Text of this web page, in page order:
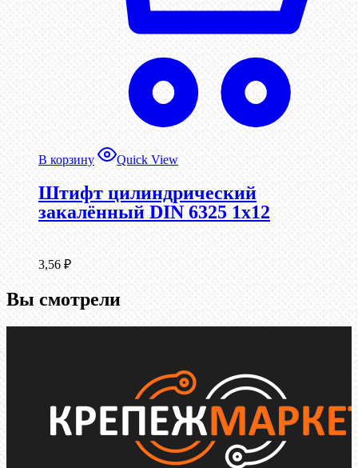
В корзину Quick View
Штифт цилиндрический
закалённый DIN 6325 1х12
3,56 ₽
Вы смотрели